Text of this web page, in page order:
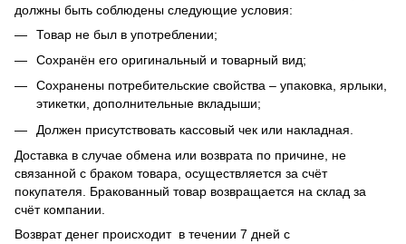
должны быть соблюдены следующие условия:
Товар не был в употреблении;
Сохранён его оригинальный и товарный вид;
Сохранены потребительские свойства – упаковка, ярлыки,
этикетки, дополнительные вкладыши;
Должен присутствовать кассовый чек или накладная.
Доставка в случае обмена или возврата по причине, не
связанной с браком товара, осуществляется за счёт
покупателя. Бракованный товар возвращается на склад за
счёт компании.
Возврат денег происходит в течении 7 дней с